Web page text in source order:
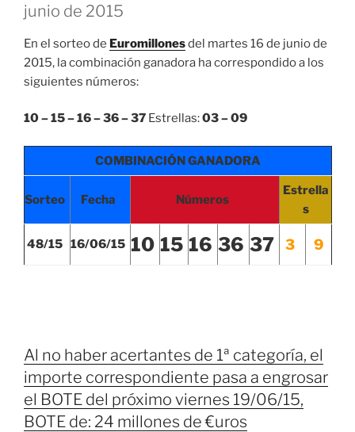
junio de 2015
En el sorteo de Euromillonesdel martes 16 de junio de
2015, la combinación ganadora ha correspondido a los
siguientes números:
10 – 15 – 16 – 36 – 37 Estrellas:03 – 09
COMBINACIÓN GANADORA
Sorteo Fecha Números
Estrella
s
48/15 16/06/15 10 15 16 36 37 3 9
Al no haber acertantes de 1ª categoría, el
importe correspondiente pasa a engrosar
el BOTE del próximo viernes 19/06/15,
BOTE de: 24 millones de €uros